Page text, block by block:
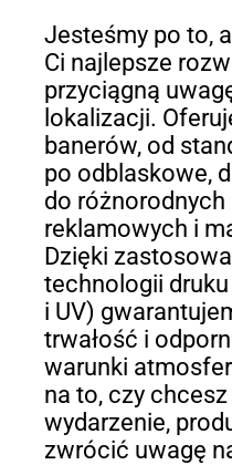
Jesteśmy po to,
Ci najlepsze
przyciągną
lokalizacji.
banerów, od
po odblaskowe,
do różnorodnych
reklamowych i
Dzięki
technologii
i UV)
trwałość i
warunki
na to, czy
wydarzenie,
zwrócić uwagę